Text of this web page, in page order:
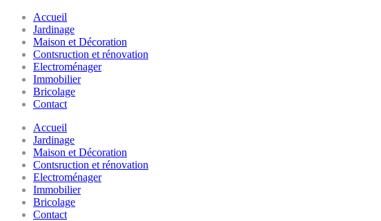
Accueil
Jardinage
Maison et Décoration
Contsruction et rénovation
Electroménager
Immobilier
Bricolage
Contact
Accueil
Jardinage
Maison et Décoration
Contsruction et rénovation
Electroménager
Immobilier
Bricolage
Contact